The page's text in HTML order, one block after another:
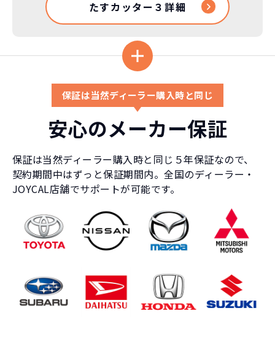
たすカッター３詳細
保証は当然ディーラー購入時と同じ
安心のメーカー保証
保証は当然ディーラー購入時と同じ５年保証なので、
契約期間中はずっと保証期間内。全国のディーラー・
JOYCAL店舗でサポートが可能です。